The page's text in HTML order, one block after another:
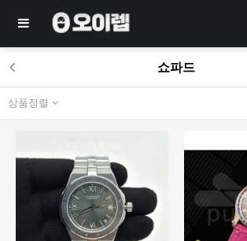
쇼파드
상품정렬